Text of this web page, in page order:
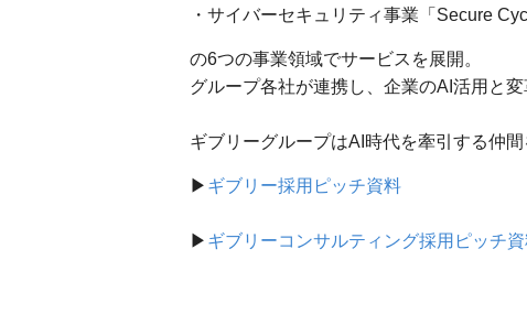
・サイバーセキュリティ事業「Secure
の6つの事業領域でサービスを展開。
グループ各社が連携し、企業のAI活用と変
ギブリーグループはAI時代を牽引する仲間
▶︎ ギブリー採用ピッチ資料
▶︎ ギブリーコンサルティング採用ピッチ